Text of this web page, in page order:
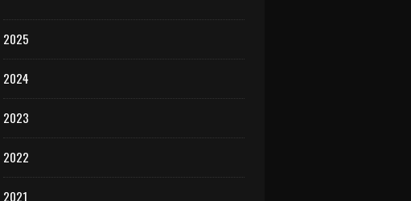
2025
2024
2023
2022
2021